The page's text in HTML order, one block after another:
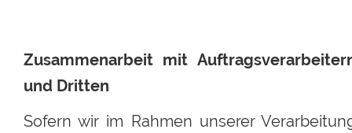
Zusammenarbeit mit
und Dritten
Sofern wir im Rahmen unserer